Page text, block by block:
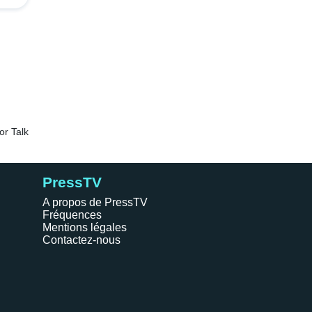
PressTV
A propos de PressTV
Fréquences
Mentions légales
Contactez-nous